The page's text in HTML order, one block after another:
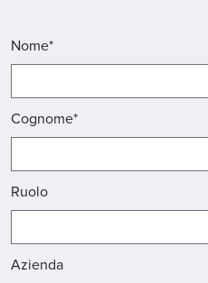
Nome*
Cognome*
Ruolo
Azienda